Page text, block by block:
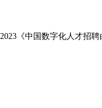
《中国数字化人才招聘